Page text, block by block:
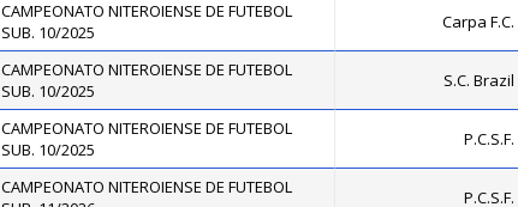
CAMPEONATO NITEROIENSE DE FUTEBOL
SUB. 10/2025
Carpa F.C.
CAMPEONATO NITEROIENSE DE FUTEBOL
SUB. 10/2025
S.C. Brazil
CAMPEONATO NITEROIENSE DE FUTEBOL
SUB. 10/2025
P.C.S.F.
CAMPEONATO NITEROIENSE DE FUTEBOL
P.C.S.F.